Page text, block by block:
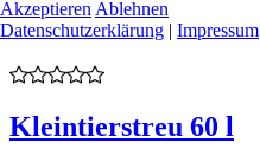
Kleintierstreu 60 l
Akzeptieren Ablehnen
Datenschutzerklärung | Impressum